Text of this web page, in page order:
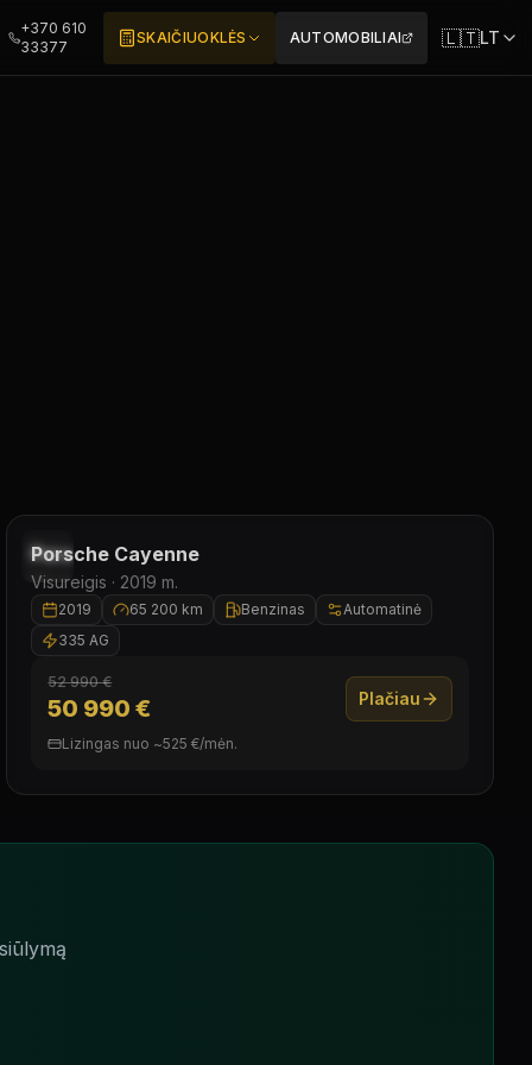
+370 610
33377
SKAIČIUOKLĖS AUTOMOBILIAI 🇱🇹LT
Porsche Cayenne
Visureigis · 2019 m.
2019 65 200 km Benzinas
Automatinė
335 AG
52 990 €
50 990 € Plačiau
Lizingas nuo ~525 €/mėn.